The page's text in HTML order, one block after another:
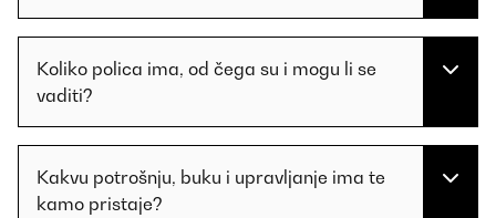
Koliko polica ima, od čega su i mogu li se
vaditi?
Kakvu potrošnju, buku i upravljanje ima te
kamo pristaje?